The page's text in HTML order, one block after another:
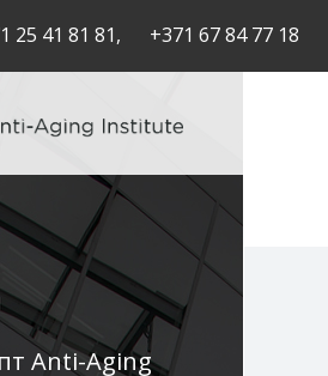
25 41 81 81, +371 67 84 77 18
Anti-Aging